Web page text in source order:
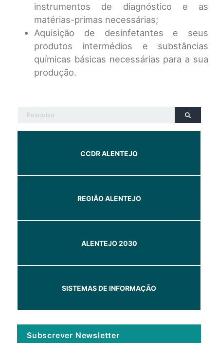
instrumentos de diagnóstico e as
matérias-primas necessárias;
Aquisição de desinfetantes e seus
produtos intermédios e substâncias
químicas básicas necessárias para a sua
produção.
CCDR ALENTEJO
REGIÃO ALENTEJO
ALENTEJO 2030
SISTEMAS DE INFORMAÇÃO
Subscrever Newsletter